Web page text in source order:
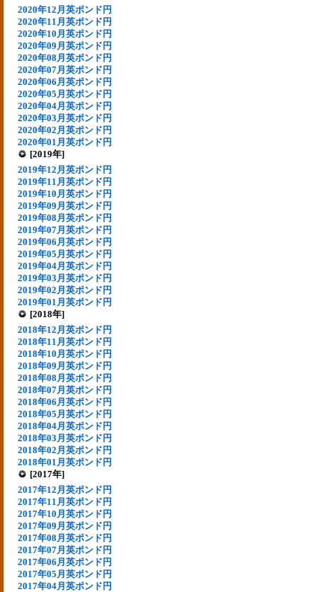
2020年12月英ポンド円
2020年11月英ポンド円
2020年10月英ポンド円
2020年09月英ポンド円
2020年08月英ポンド円
2020年07月英ポンド円
2020年06月英ポンド円
2020年05月英ポンド円
2020年04月英ポンド円
2020年03月英ポンド円
2020年02月英ポンド円
2020年01月英ポンド円
[2019年]
2019年12月英ポンド円
2019年11月英ポンド円
2019年10月英ポンド円
2019年09月英ポンド円
2019年08月英ポンド円
2019年07月英ポンド円
2019年06月英ポンド円
2019年05月英ポンド円
2019年04月英ポンド円
2019年03月英ポンド円
2019年02月英ポンド円
2019年01月英ポンド円
[2018年]
2018年12月英ポンド円
2018年11月英ポンド円
2018年10月英ポンド円
2018年09月英ポンド円
2018年08月英ポンド円
2018年07月英ポンド円
2018年06月英ポンド円
2018年05月英ポンド円
2018年04月英ポンド円
2018年03月英ポンド円
2018年02月英ポンド円
2018年01月英ポンド円
[2017年]
2017年12月英ポンド円
2017年11月英ポンド円
2017年10月英ポンド円
2017年09月英ポンド円
2017年08月英ポンド円
2017年07月英ポンド円
2017年06月英ポンド円
2017年05月英ポンド円
2017年04月英ポンド円